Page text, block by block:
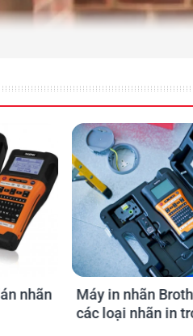
Ứng dụng
ống, in nhãn 02-trong-01 của
nhãn
Máy in nhãn
các loại nhãn in